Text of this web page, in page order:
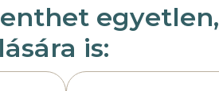
egyetlen,
is: